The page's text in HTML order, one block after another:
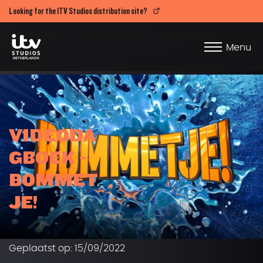
Looking for the ITV Studios distribution site?
Menu
VIDEODA
GBOEK -
BOMMET
JE!
Geplaatst op: 15/09/2022